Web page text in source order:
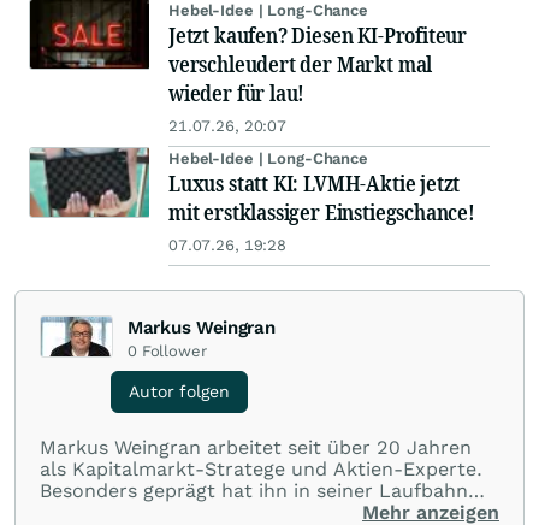
Hebel-Idee | Long-Chance
Jetzt kaufen? Diesen KI-Profiteur
verschleudert der Markt mal
wieder für lau!
21.07.26, 20:07
Hebel-Idee | Long-Chance
Luxus statt KI: LVMH-Aktie jetzt
mit erstklassiger Einstiegschance!
07.07.26, 19:28
Markus Weingran
0 Follower
Autor folgen
Markus Weingran arbeitet seit über 20 Jahren
als Kapitalmarkt-Stratege und Aktien-Experte.
Besonders geprägt hat ihn in seiner Laufbahn
die langjährige Zusammenarbeit mit demMehr anzeigen